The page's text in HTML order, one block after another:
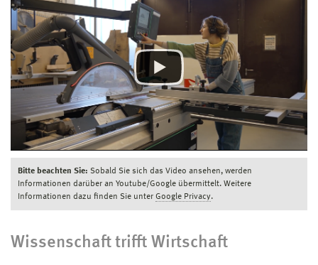
Bitte beachten Sie: Sobald Sie sich das Video ansehen, werden
Informationen darüber an Youtube/Google übermittelt. Weitere
Informationen dazu finden Sie unter Google Privacy.
Wissenschaft trifft Wirtschaft